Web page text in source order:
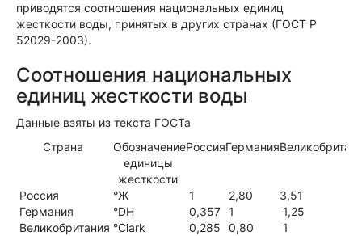
приводятся соотношения национальных единиц
жесткости воды, принятых в других странах (ГОСТ Р
52029-2003).
Соотношения национальных
единиц жесткости воды
Данные взяты из текста ГОСТа
Страна
Обозначение
единицы
жесткости
РоссияГермания
Россия °Ж 1 2,80
3,51
Германия
°DH 0,357 1
1,25
Великобритания °Clark 0,285 0,80
1